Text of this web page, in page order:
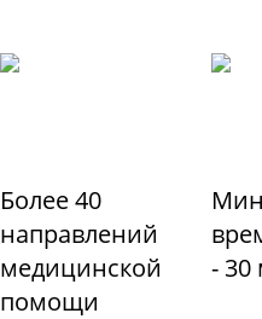
Более 40
направлений
медицинской
помощи
- 30